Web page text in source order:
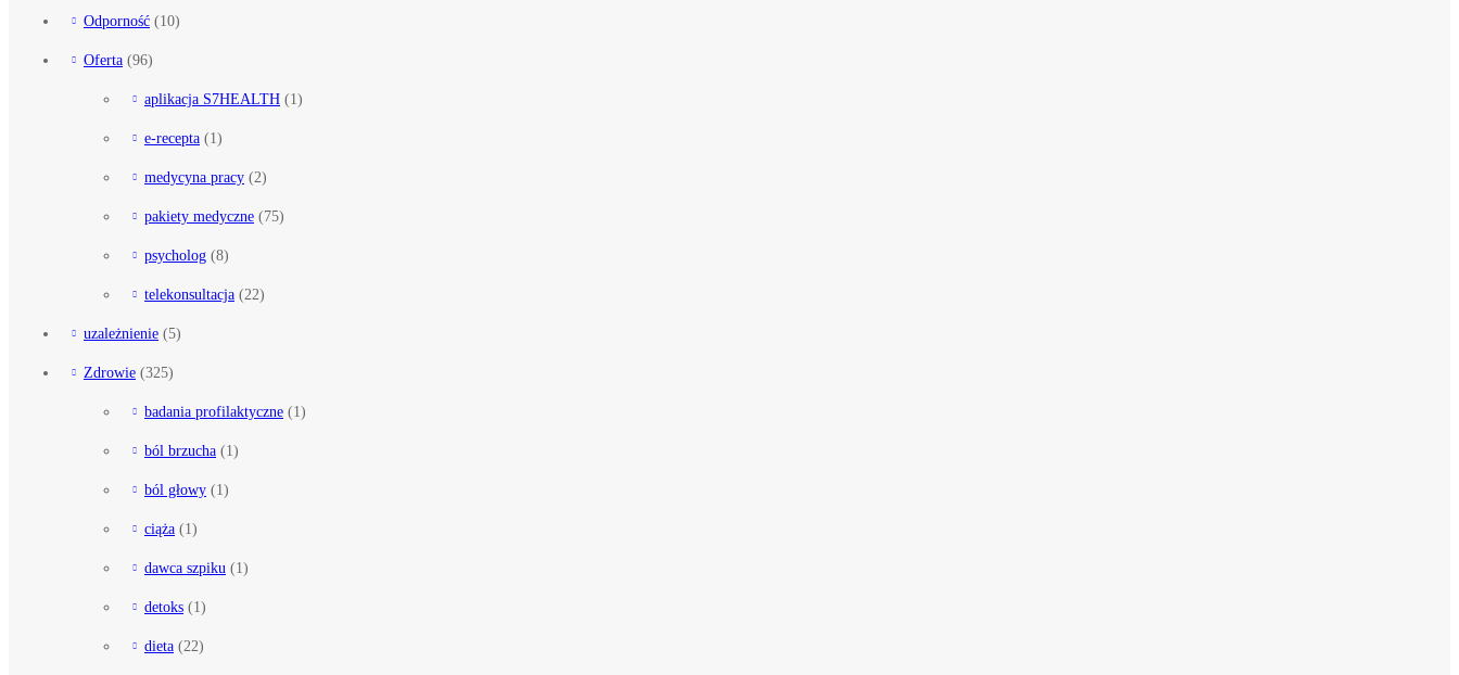
Odporność (10)
Oferta (96)
aplikacja S7HEALTH (1)
e-recepta (1)
medycyna pracy (2)
pakiety medyczne (75)
psycholog (8)
telekonsultacja (22)
uzależnienie (5)
Zdrowie (325)
badania profilaktyczne (1)
ból brzucha (1)
ból głowy (1)
ciąża (1)
dawca szpiku (1)
detoks (1)
dieta (22)